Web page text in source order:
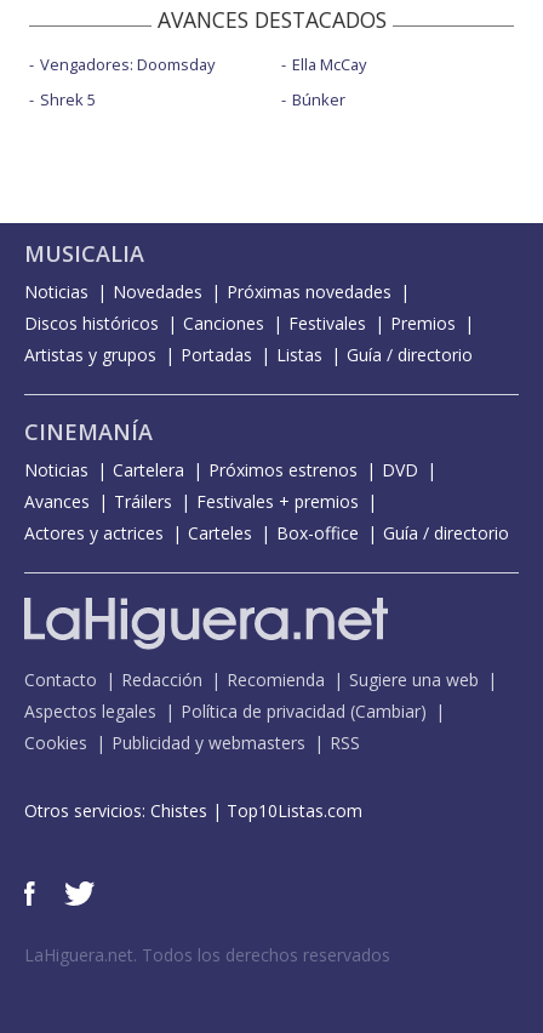
AVANCES DESTACADOS
Vengadores: Doomsday
Shrek 5
Ella McCay
Búnker
MUSICALIA
Noticias Novedades
Próximas novedades
Discos históricos
Canciones Festivales
Premios
Artistas y grupos
Portadas Listas Guía / directorio
CINEMANÍA
Noticias Cartelera Próximos estrenos
DVD
Avances
Tráilers
Festivales + premios
Actores y actrices
Carteles Box-office Guía / directorio
Contacto Redacción Recomienda
Sugiere una web
Aspectos legales
Política de privacidad (Cambiar)
Cookies
Publicidad y webmasters RSS
Otros servicios: Chistes | Top10Listas.com
LaHiguera.net. Todos los derechos reservados